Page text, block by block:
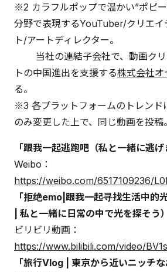
※2 カラフルポップで温かい”ポピ
分野で表現するYouTuber/クリエイ
ト/アートディレクター。
当社の連結子会社で、動画クリ
トの中国進出を支援する株式会社オ
る。
※3 各プラットフォームのトレンド
のみ変更した上で、同じ動画を投稿。
「跟我一起逃跑吧（私と一緒に逃げ
Weibo：
https://weibo.com/6517109236/
「拒绝emo|跟我一起寻找生活中的
| 私と一緒に日常の中で光を探そう）
ビリビリ動画：
https://www.bilibili.com/video/
「旅行Vlog | 東京から近いニッチ